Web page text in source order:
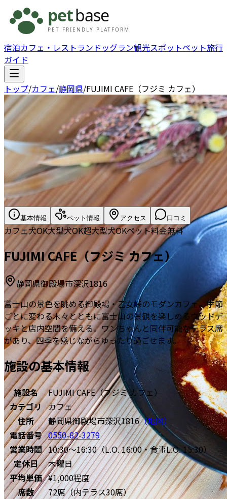
宿泊カフェ・レストラン ドッグラン観光スポットペット旅行
ガイド
トップ/カフェ/静岡県/FUJIMI CAFE（フジミ カフェ）
基本情報 ペット情報 アクセス 口コミ
カフェ犬OK大型犬OK超大型犬OKペット料金無料
FUJIMI CAFE（フジミ カフェ）
静岡県御殿場市深沢1816
富士山の景色を眺める御殿場・乙女峠のモダンカフェ。季節
ごとに変わる木々とともに富士山の景観を楽しめるウッドデ
ッキと店内空間を備える。ワンちゃんと同伴可能なテラス席
があり、四季を感じながらゆったり過ごせます。
施設の基本情報
施設名
FUJIMI CAFE（フジミ カフェ）
カテゴリ カフェ
住所
静岡県御殿場市深沢1816（地図）
電話番号 0550-82-3279
営業時間 10:30～16:30（L.O. 16:00・食事L.O. 15:30）
定休日
木曜日
平均単価 ¥1,000程度
席数
72席（内テラス30席）